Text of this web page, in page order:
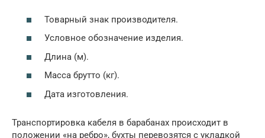
Товарный знак производителя.
Условное обозначение изделия.
Длина (м).
Масса брутто (кг).
Дата изготовления.
Транспортировка кабеля в барабанах происходит в
положении «на ребро», бухты перевозятся с укладкой